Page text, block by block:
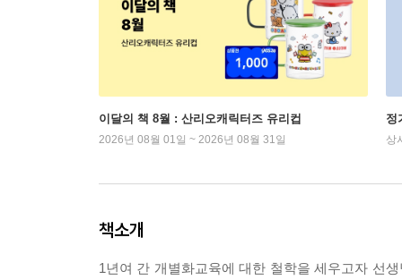
이달의 책 8월 : 산리오캐릭터즈 유리컵
2026년 08월 01일 ~ 2026년 08월 31일
정
상
책소개
1년여 간 개별화교육에 대한 철학을 세우고자 선